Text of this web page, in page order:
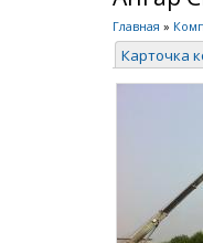
Главная »
Карточка